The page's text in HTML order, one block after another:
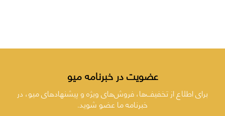
عضویت در خبرنامه میو
برای اطلاع از تخفیف‌ها، فروش‌های ویژه و پیشنهادهای میو، در
خبرنامه ما عضو شوید.